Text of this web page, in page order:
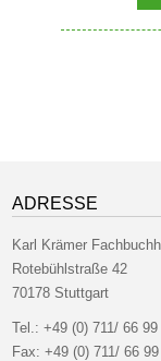
ADRESSE
Karl Krämer
Rotebühlstraße 42
70178 Stuttgart
Tel.:+49 (0) 711/ 66 99
Fax: +49 (0) 711/ 66